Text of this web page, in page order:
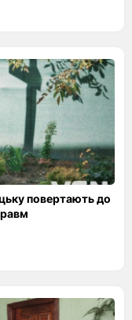
повертають до